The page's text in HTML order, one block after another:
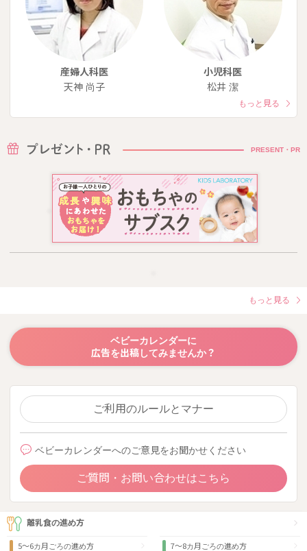
産婦人科医
天神 尚子
小児科医
松井 潔
もっと見る
PRESENT・PR
もっと見る
ベビーカレンダーに
広告を出稿してみませんか？
ご利用のルールとマナー
ベビーカレンダーへのご意見をお聞かせください
ご質問・お問い合わせはこちら
離乳食の進め方
5～6カ月ごろの進め方 7～8カ月ごろの進め方